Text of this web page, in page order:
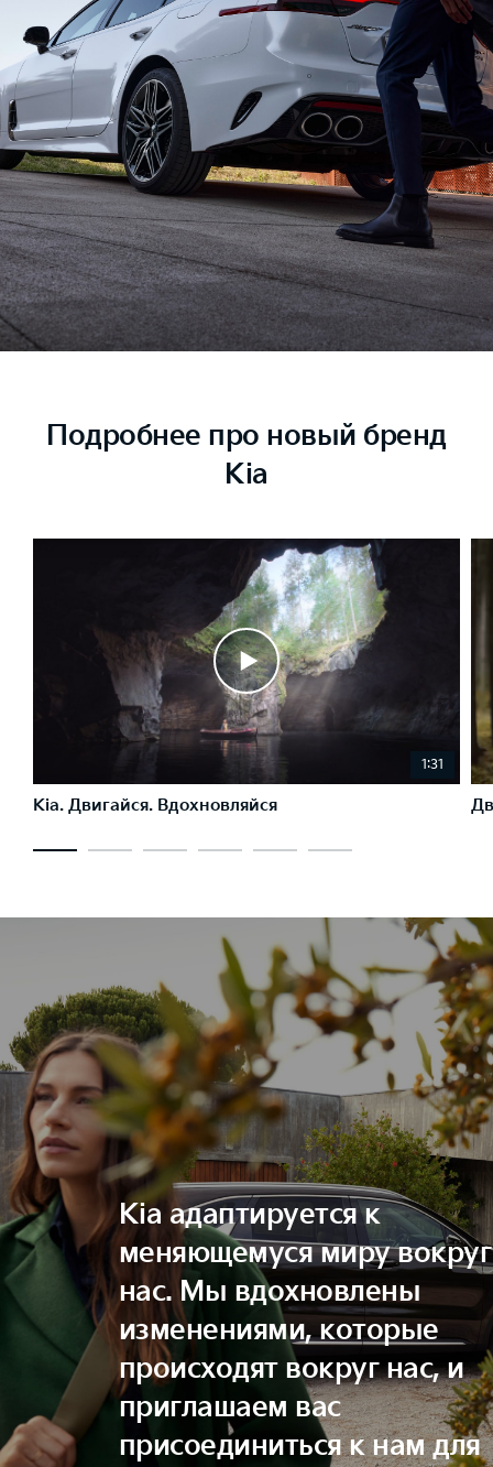
Подробнее про новый бренд
Kia
1:31
Kia. Двигайся. Вдохновляйся
Kia адаптируется к
меняющемуся миру вокруг
нас. Мы вдохновлены
изменениями, которые
происходят вокруг нас, и
приглашаем вас
присоединиться к нам для